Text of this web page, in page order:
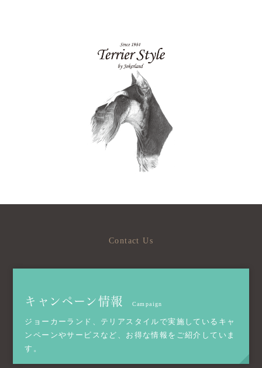
Contact Us
キャンペーン情報 Campaign
ジョーカーランド、テリアスタイルで実施しているキャ
ンペーンやサービスなど、お得な情報をご紹介していま
す。